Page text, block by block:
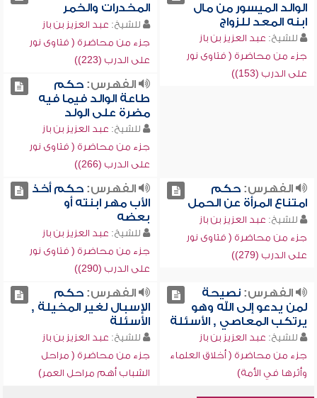
الوالد الميسور من مال
ابنه المعد للزواج
للشيخ: عبد العزيز بن باز
جزء من محاضرة ( فتاوى نور
على الدرب (153))
المخدرات والخمر
للشيخ: عبد العزيز بن باز
جزء من محاضرة ( فتاوى نور
على الدرب (223))
الفهرس:حكم
طاعة الوالد فيما فيه
مضرة على الولد
للشيخ: عبد العزيز بن باز
جزء من محاضرة ( فتاوى نور
على الدرب (266))
الفهرس:حكم
امتناع المرأة عن الحمل
للشيخ: عبد العزيز بن باز
جزء من محاضرة ( فتاوى نور
على الدرب (279))
الفهرس:حكم أخذ
الأب مهر ابنته أو
بعضه
للشيخ: عبد العزيز بن باز
جزء من محاضرة ( فتاوى نور
على الدرب (290))
الفهرس:نصيحة
لمن يدعو إلى الله وهو
يرتكب المعاصي , الأسئلة
للشيخ: عبد العزيز بن باز
جزء من محاضرة ( أخلاق العلماء
وأثرها في الأمة)
الفهرس:حكم
الإسبال لغير المخيلة ,
الأسئلة
للشيخ: عبد العزيز بن باز
جزء من محاضرة ( مراحل
الشباب أهم مراحل العمر)